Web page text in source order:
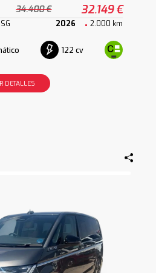
34.400 € 32.149 €
2026 2.000 km
122 cv
DETALLES